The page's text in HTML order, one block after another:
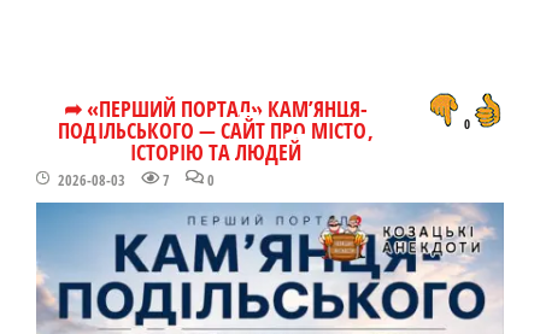
➦ «ПЕРШИЙ ПОРТАЛ» КАМ’ЯНЦЯ-
ПОДІЛЬСЬКОГО — САЙТ ПРО МІСТО,
ІСТОРІЮ ТА ЛЮДЕЙ
2026-08-03 7 0
0